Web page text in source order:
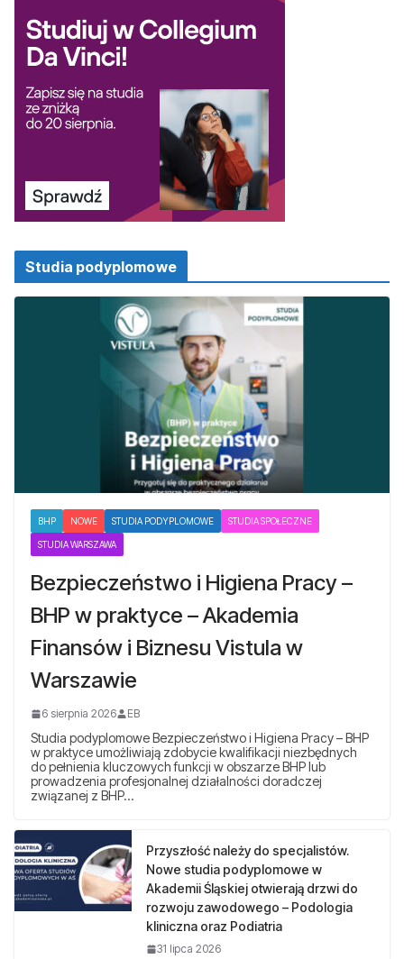
Studia podyplomowe
BHP NOWE STUDIA PODYPLOMOWE STUDIA SPOŁECZNE
STUDIA WARSZAWA
Bezpieczeństwo i Higiena Pracy –
BHP w praktyce – Akademia
Finansów i Biznesu Vistula w
Warszawie
6 sierpnia 2026 EB
Studia podyplomowe Bezpieczeństwo i Higiena Pracy – BHP
w praktyce umożliwiają zdobycie kwalifikacji niezbędnych
do pełnienia kluczowych funkcji w obszarze BHP lub
prowadzenia profesjonalnej działalności doradczej
związanej z BHP…
Przyszłość należy do specjalistów.
Nowe studia podyplomowe w
Akademii Śląskiej otwierają drzwi do
rozwoju zawodowego – Podologia
kliniczna oraz Podiatria
31 lipca 2026